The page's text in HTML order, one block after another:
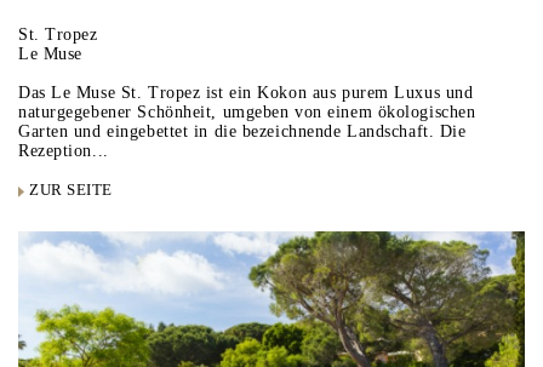
St. Tropez
Le Muse
Das Le Muse St. Tropez ist ein Kokon aus purem Luxus und
naturgegebener Schönheit, umgeben von einem ökologischen
Garten und eingebettet in die bezeichnende Landschaft. Die
Rezeption...
ZUR SEITE